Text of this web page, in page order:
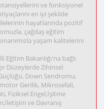
ve fonksiyonel
en iyi şekilde
hayatlarında pozitif
çağdaş eğitim
yaşam kalitelerini
Bakanlığı'na bağlı
Düzeylerde Zihinsel
Down Sendromu,
Gerilik, Mikrosefali,
Fiziksel Engel,İşitme
ve Davranış